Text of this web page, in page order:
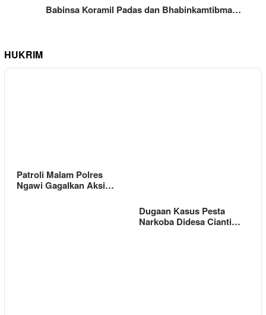
Babinsa Koramil Padas dan Bhabinkamtibma…
HUKRIM
Patroli Malam Polres
Ngawi Gagalkan Aksi…
Dugaan Kasus Pesta
Narkoba Didesa Cianti…